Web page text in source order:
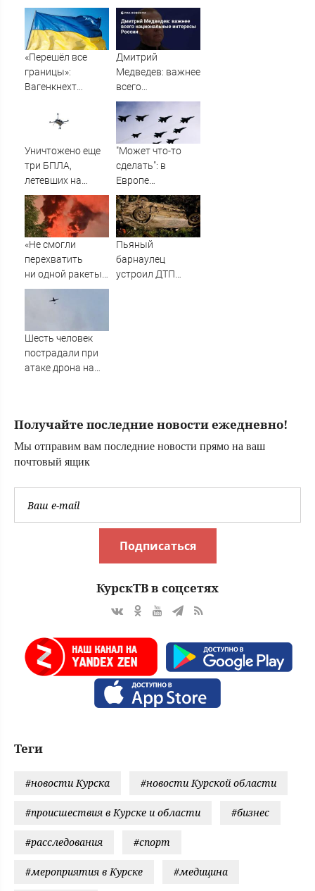
мертвой
необходимостью
выполнить
условия Путина
«Перешёл все
границы»:
Вагенкнехт
послу Украины
Дмитрий
Медведев: важнее
всего
национальные
интересы России
Уничтожено еще
три БПЛА,
летевших на
Москву
"Может что-то
сделать": в
Европе
высказались о
нападении
России
«Не смогли
перехватить
ни одной ракеты»:
В Британии
поразились удару
Пьяный
барнаулец
устроил ДТП
Шесть человек
пострадали при
атаке дрона на
Получайте последние новости ежедневно!
Мы отправим вам последние новости прямо на ваш
почтовый ящик
Подписаться
КурскТВ в соцсетях
Теги
#новости Курска #новости Курской области
#происшествия в Курске и области #бизнес
#расследования #спорт
#мероприятия в Курске #медицина